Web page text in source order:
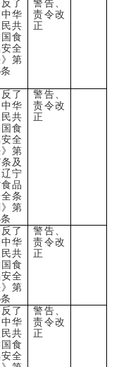
了
中华
民共
食
全
第
警告、
责令改
正
了
中华
民共
食
全
第
及
辽宁
品
条
第
警告、
责令改
正
了
中华
民共
食
全
第
警告、
责令改
正
了
中华
民共
食
全
警告、
责令改
正